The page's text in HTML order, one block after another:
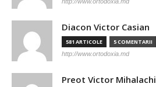
Diacon Victor Casian
581 ARTICOLE 5 COMENTARII
http://www.ortodoxia.md
Preot Victor Mihalachi